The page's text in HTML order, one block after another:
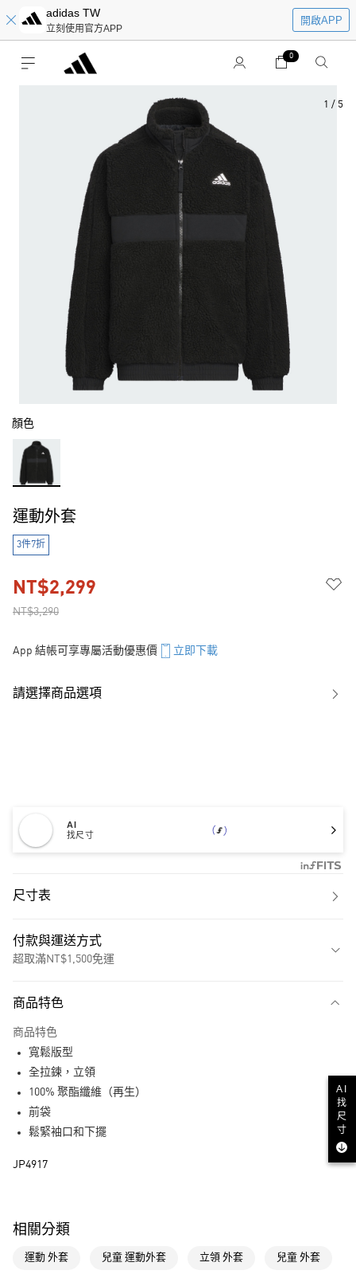
adidas TW
立刻使用官方APP
開啟APP
0
1 / 5
顏色
運動外套
3件7折
NT$3,290
NT$2,299
App 結帳可享專屬活動優惠價 立即下載
請選擇商品選項
AI
找尺寸
尺寸表
付款與運送方式
超取滿NT$1,500免運
LINE Pay
全家取貨付款
付款後全家取貨
商品特色
商品特色
寬鬆版型
全拉鍊，立領
100% 聚酯纖維（再生）
前袋
鬆緊袖口和下擺
JP4917
相關分類
運動 外套 兒童 運動外套 立領 外套 兒童 外套
AI
找
尺
寸